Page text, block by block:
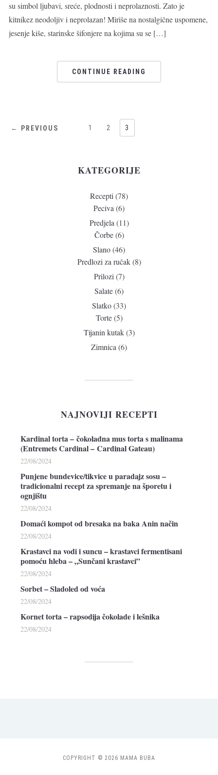
su simbol ljubavi, sreće, plodnosti i neprolaznosti. Zato je
kitnikez neodoljiv i neprolazan! Miriše na nostalgične uspomene,
jesenje kiše, starinske šifonjere na kojima su se […]
CONTINUE READING
← PREVIOUS 1 2 3
KATEGORIJE
Recepti (78)
Peciva (6)
Predjela (11)
Čorbe(6)
Slano(46)
Predlozi za ručak(8)
Prilozi (7)
Salate(6)
Slatko(33)
Torte(5)
Tijanin kutak(3)
Zimnica (6)
NAJNOVIJI RECEPTI
Kardinal torta – čokoladna mus torta s malinama
(Entremets Cardinal – Cardinal Gateau)
22/08/2024
Punjene bundevice/tikvice u paradajz sosu –
tradicionalni recept za spremanje na šporetu i
ognjištu
22/08/2024
Domaći kompot od bresaka na baka Anin način
22/08/2024
Krastavci na vodi i suncu – krastavci fermentisani
pomoću hleba – „Sunčani krastavci”
22/08/2024
Sorbet – Sladoled od voća
22/08/2024
Kornet torta – rapsodija čokolade i lešnika
22/08/2024
COPYRIGHT © 2026 MAMA BUBA